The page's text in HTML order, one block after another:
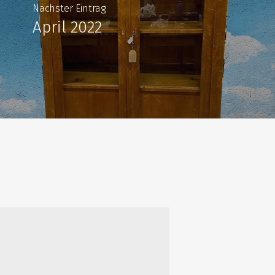
Nächster Eintrag
April 2022